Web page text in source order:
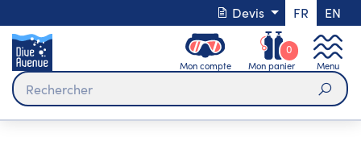
Devis FR EN
Mon compte Mon panier
0
Menu